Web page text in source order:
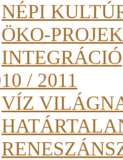
NÉPI
ÖKO-
INTEGRÁCIÓ
/ 2011
VÍZ